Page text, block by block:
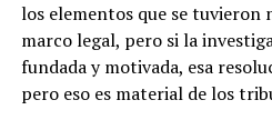
los elementos que se tuvieron
marco legal, pero si la
fundada y motivada, esa
pero eso es material de los